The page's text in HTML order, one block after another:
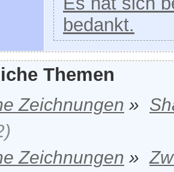
bedankt.
Themen
Zeichnungen »
Zeichnungen »